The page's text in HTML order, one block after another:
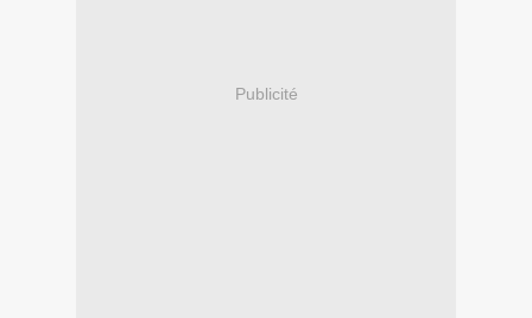
Publicité